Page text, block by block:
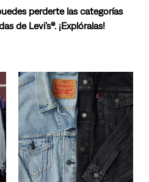
perderte las categorías
de Levi’s®. ¡Explóralas!